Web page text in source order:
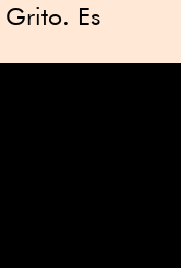
Es